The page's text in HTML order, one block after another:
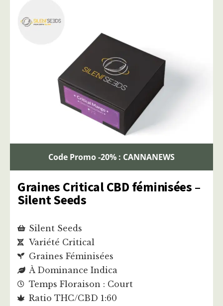
Code Promo -20% : CANNANEWS
Graines Critical CBD féminisées –
Silent Seeds
Silent Seeds
Variété Critical
Graines Féminisées
À Dominance Indica
Temps Floraison : Court
Ratio THC/CBD 1:60